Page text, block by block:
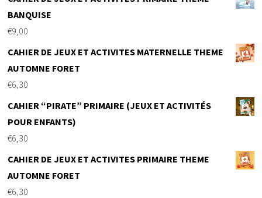
BANQUISE
€9,00
CAHIER DE JEUX ET ACTIVITES MATERNELLE THEME
AUTOMNE FORET
€6,30
CAHIER “PIRATE” PRIMAIRE (JEUX ET ACTIVITÉS
POUR ENFANTS)
€6,30
CAHIER DE JEUX ET ACTIVITES PRIMAIRE THEME
AUTOMNE FORET
€6,30